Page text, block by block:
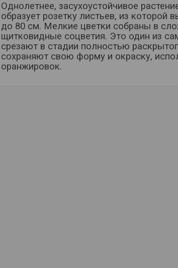
Однолетнее, засухоустойчивое
образует розетку листьев, из
до 80 см. Мелкие цветки собраны в
щитковидные соцветия. Это один из
срезают в стадии полностью
сохраняют свою форму и окраску,
оранжировок.